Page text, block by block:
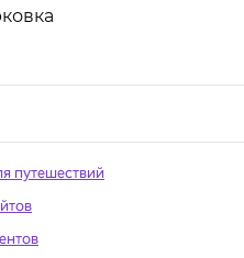
путешествий